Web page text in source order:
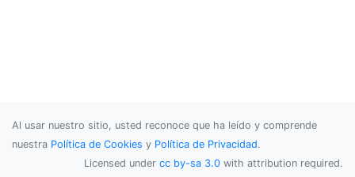
Al usar nuestro sitio, usted reconoce que ha leído y comprende
nuestra Política de Cookies y Política de Privacidad.
Licensed under cc by-sa 3.0 with attribution required.